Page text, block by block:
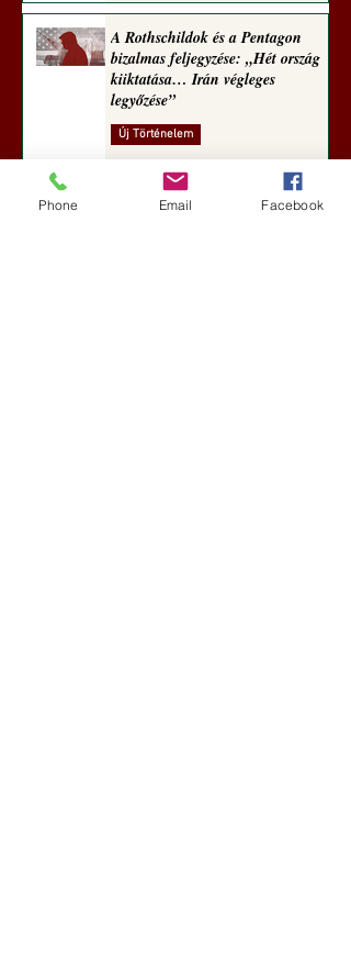
A Rothschildok és a Pentagon
bizalmas feljegyzése: „Hét ország
kiiktatása… Irán végleges
legyőzése”
Új Történelem
Phone Email Facebook